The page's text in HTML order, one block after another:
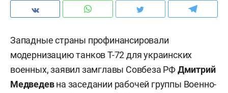
Западные страны профинансировали
модернизацию танков Т-72 для украинских
военных, заявил замглавы Совбеза РФДмитрий
Медведевна заседании рабочей группы Военно-